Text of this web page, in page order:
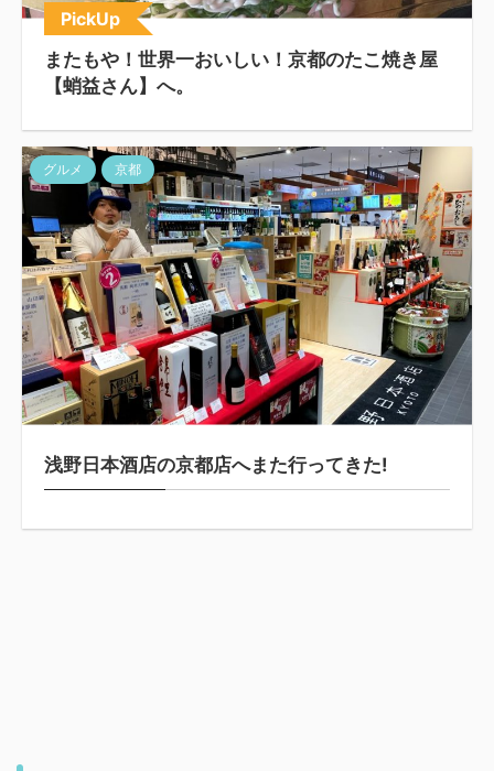
PickUp
またもや！世界一おいしい！京都のたこ焼き屋
【蛸益さん】へ。
グルメ 京都
浅野日本酒店の京都店へまた行ってきた!